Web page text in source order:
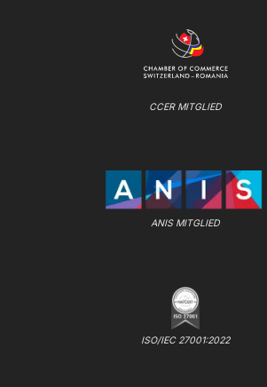
CCER MITGLIED
ANIS MITGLIED
ISO/IEC 27001:2022